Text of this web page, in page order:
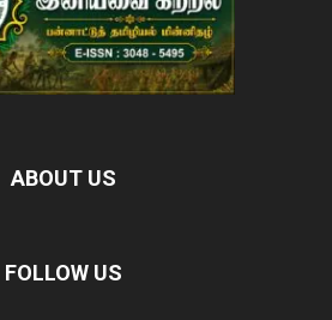
ABOUT US
FOLLOW US